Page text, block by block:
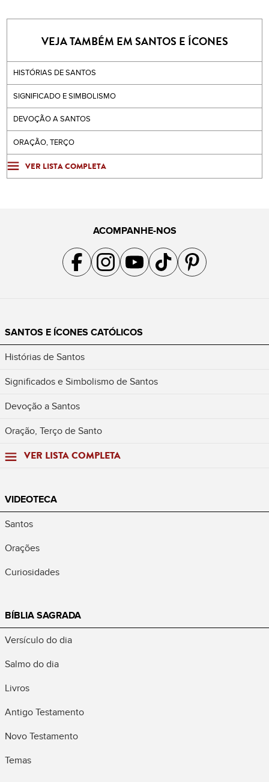
VEJA TAMBÉM EM SANTOS E ÍCONES
HISTÓRIAS DE SANTOS
SIGNIFICADO E SIMBOLISMO
DEVOÇÃO A SANTOS
ORAÇÃO, TERÇO
VER LISTA COMPLETA
ACOMPANHE-NOS
Acompanhe a gente no Facebook
Acompanhe a gente no Instagram
Acompanhe a gente no YouTube
Acompanhe a gente no TikTok
Acompanhe a gente no
SANTOS E ÍCONES CATÓLICOS
Histórias de Santos
Significados e Simbolismo de Santos
Devoção a Santos
Oração, Terço de Santo
VER LISTA COMPLETA
VIDEOTECA
Santos
Orações
Curiosidades
BÍBLIA SAGRADA
Versículo do dia
Salmo do dia
Livros
Antigo Testamento
Novo Testamento
Temas